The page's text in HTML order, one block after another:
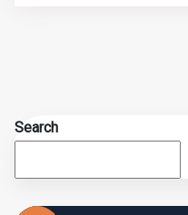
Search